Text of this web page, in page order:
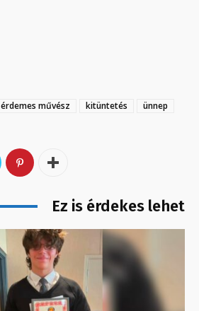
érdemes művész kitüntetés
ünnep
Ez is érdekes lehet